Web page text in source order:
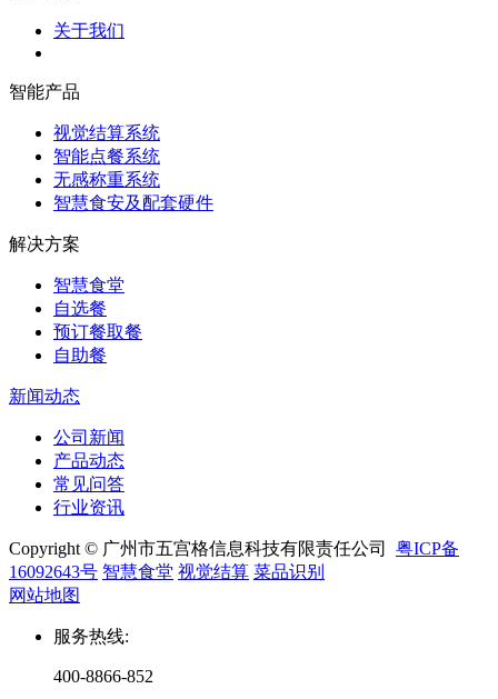
关于我们
智能产品
视觉结算系统
智能点餐系统
无感称重系统
智慧食安及配套硬件
解决方案
智慧食堂
自选餐
预订餐取餐
自助餐
新闻动态
公司新闻
产品动态
常见问答
行业资讯
Copyright © 广州市五宫格信息科技有限责任公司 粤ICP备
16092643号 智慧食堂 视觉结算 菜品识别
网站地图
服务热线:
400-8866-852